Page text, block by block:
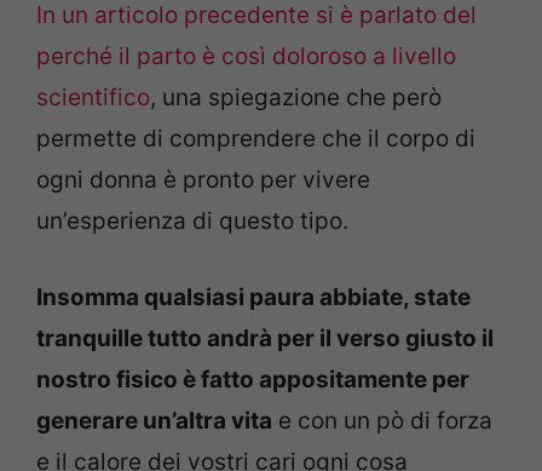
In un articolo precedente si è parlato del
perché il parto è così doloroso a livello
scientifico, una spiegazione che però
permette di comprendere che il corpo di
ogni donna è pronto per vivere
un’esperienza di questo tipo.
Insomma qualsiasi paura abbiate, state
tranquille tutto andrà per il verso giusto il
nostro fisico è fatto appositamente per
generare un’altra vita e con un pò di forza
e il calore dei vostri cari ogni cosa